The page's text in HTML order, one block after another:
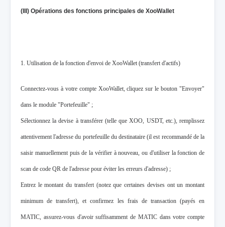
(III) Opérations des fonctions principales de XooWallet
1. Utilisation de la fonction d'envoi de XooWallet (transfert d'actifs)
Connectez-vous à votre compte XooWallet, cliquez sur le bouton "Envoyer"
dans le module "Portefeuille" ;
Sélectionnez la devise à transférer (telle que XOO, USDT, etc.), remplissez
attentivement l'adresse du portefeuille du destinataire (il est recommandé de la
saisir manuellement puis de la vérifier à nouveau, ou d'utiliser la fonction de
scan de code QR de l'adresse pour éviter les erreurs d'adresse) ;
Entrez le montant du transfert (notez que certaines devises ont un montant
minimum de transfert), et confirmez les frais de transaction (payés en
MATIC, assurez-vous d'avoir suffisamment de MATIC dans votre compte